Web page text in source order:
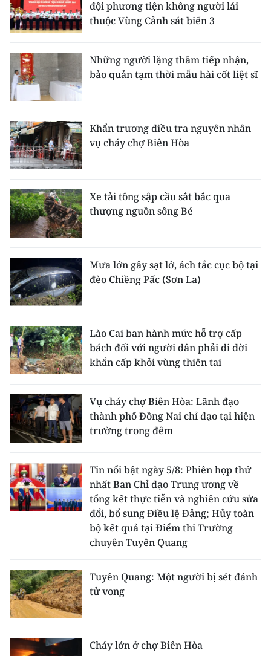
đội phương tiện không người lái
thuộc Vùng Cảnh sát biển 3
Những người lặng thầm tiếp nhận,
bảo quản tạm thời mẫu hài cốt liệt sĩ
Khẩn trương điều tra nguyên nhân
vụ cháy chợ Biên Hòa
Xe tải tông sập cầu sắt bắc qua
thượng nguồn sông Bé
Mưa lớn gây sạt lở, ách tắc cục bộ tại
đèo Chiềng Pấc (Sơn La)
Lào Cai ban hành mức hỗ trợ cấp
bách đối với người dân phải di dời
khẩn cấp khỏi vùng thiên tai
Vụ cháy chợ Biên Hòa: Lãnh đạo
thành phố Đồng Nai chỉ đạo tại hiện
trường trong đêm
Tin nổi bật ngày 5/8: Phiên họp thứ
nhất Ban Chỉ đạo Trung ương về
tổng kết thực tiễn và nghiên cứu sửa
đổi, bổ sung Điều lệ Đảng; Hủy toàn
bộ kết quả tại Điểm thi Trường
chuyên Tuyên Quang
Tuyên Quang: Một người bị sét đánh
tử vong
Cháy lớn ở chợ Biên Hòa